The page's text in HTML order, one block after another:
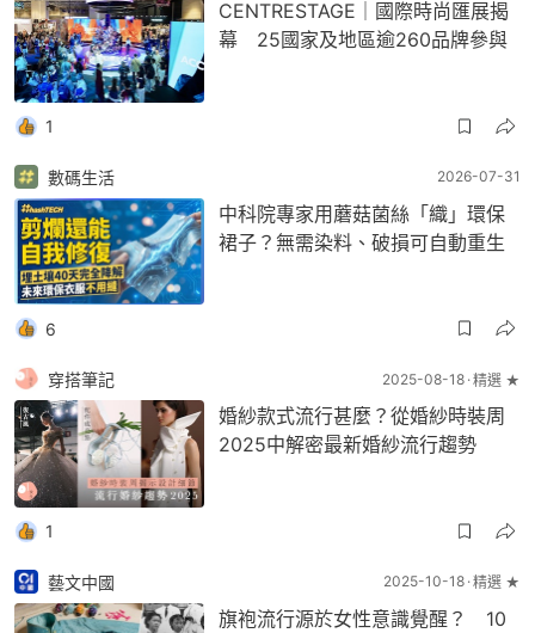
CENTRESTAGE｜國際時尚匯展揭
幕 25國家及地區逾260品牌參與
1
數碼生活 2026-07-31
中科院專家用蘑菇菌絲「織」環保
裙子？無需染料、破損可自動重生
6
穿搭筆記 2025-08-18 精選 ★
婚紗款式流行甚麼？從婚紗時裝周
2025中解密最新婚紗流行趨勢
1
藝文中國 2025-10-18 精選 ★
旗袍流行源於女性意識覺醒？ 10